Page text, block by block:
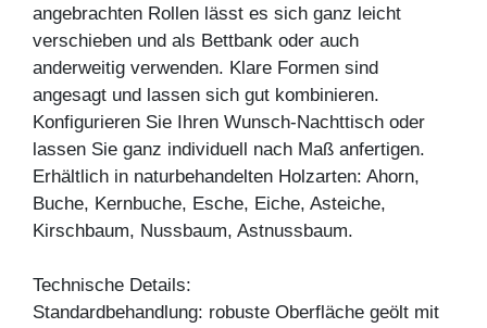
angebrachten Rollen lässt es sich ganz leicht
verschieben und als Bettbank oder auch
anderweitig verwenden. Klare Formen sind
angesagt und lassen sich gut kombinieren.
Konfigurieren Sie Ihren Wunsch-Nachttisch oder
lassen Sie ganz individuell nach Maß anfertigen.
Erhältlich in naturbehandelten Holzarten: Ahorn,
Buche, Kernbuche, Esche, Eiche, Asteiche,
Kirschbaum, Nussbaum, Astnussbaum.
Technische Details:
Standardbehandlung: robuste Oberfläche geölt mit